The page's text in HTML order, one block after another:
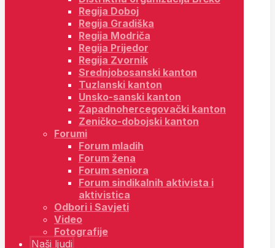
Regija Doboj
Regija Gradiška
Regija Modriča
Regija Prijedor
Regija Zvornik
Srednjobosanski kanton
Tuzlanski kanton
Unsko-sanski kanton
Zapadnohercegovački kanton
Zeničko-dobojski kanton
Forumi
Forum mladih
Forum žena
Forum seniora
Forum sindikalnih aktivista i
aktivistica
Odbori i Savjeti
Video
Fotografije
Naši ljudi